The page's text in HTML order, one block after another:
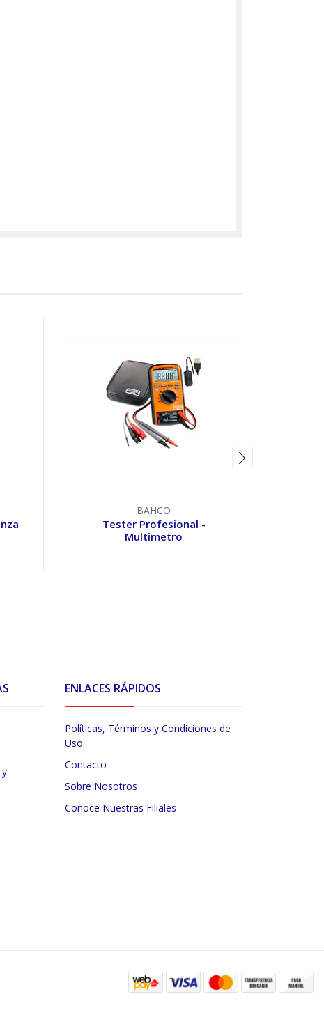
BAHCO
Tester Profesional -
Multimetro
ENLACES RÁPIDOS
Políticas, Términos y Condiciones de
Uso
Contacto
Sobre Nosotros
Conoce Nuestras Filiales